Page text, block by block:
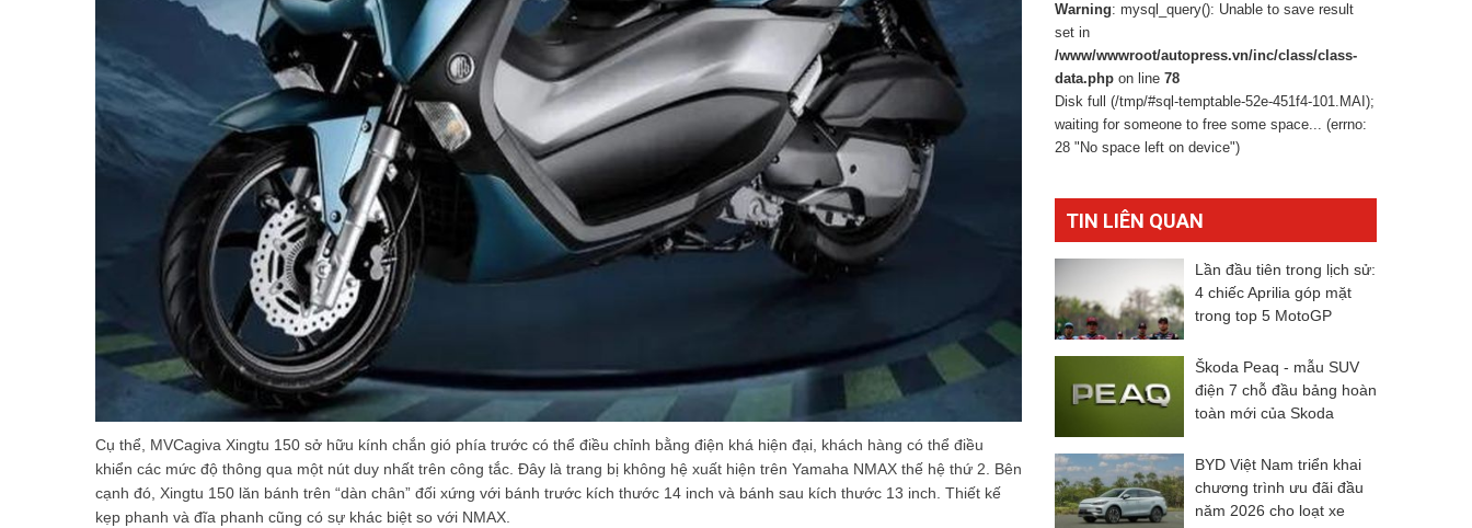
Cụ thể, MVCagiva Xingtu 150 sở hữu kính chắn gió phía trước có thể điều chỉnh bằng điện khá hiện đại, khách hàng có thể điều
khiển các mức độ thông qua một nút duy nhất trên công tắc. Đây là trang bị không hệ xuất hiện trên Yamaha NMAX thế hệ thứ 2. Bên
cạnh đó, Xingtu 150 lăn bánh trên “dàn chân” đối xứng với bánh trước kích thước 14 inch và bánh sau kích thước 13 inch. Thiết kế
kẹp phanh và đĩa phanh cũng có sự khác biệt so với NMAX.
Warning: mysql_query(): Unable to save result
set in
/www/wwwroot/autopress.vn/inc/class/class-
data.php on line 78
Disk full (/tmp/#sql-temptable-52e-451f4-101.MAI);
waiting for someone to free some space... (errno:
28 "No space left on device")
TIN LIÊN QUAN
Lần đầu tiên trong lịch sử:
4 chiếc Aprilia góp mặt
trong top 5 MotoGP
Škoda Peaq - mẫu SUV
điện 7 chỗ đầu bảng hoàn
toàn mới của Skoda
BYD Việt Nam triển khai
chương trình ưu đãi đầu
năm 2026 cho loạt xe